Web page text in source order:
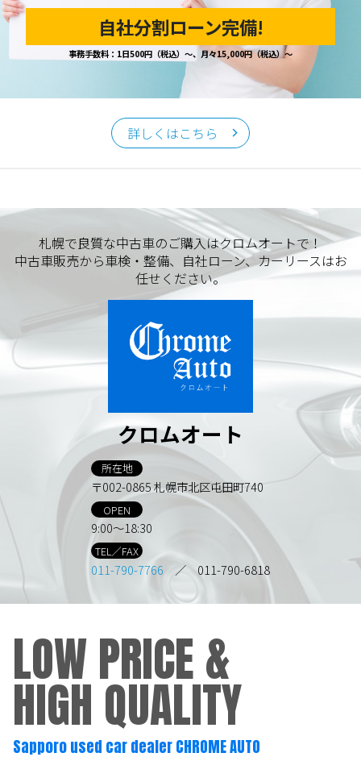
自社分割ローン完備!
事務手数料：1日500円（税込）～、月々15,000円（税込）～
詳しくはこちら
札幌で良質な中古車のご購入はクロムオートで！
中古車販売から車検・整備、自社ローン、カーリースはお
任せください。
クロムオート
所在地
〒002-0865 札幌市北区屯田町740
OPEN
9:00～18:30
TEL／FAX
011-790-7766 ／ 011-790-6818
LOW PRICE &
HIGH QUALITY
Sapporo used car dealer CHROME AUTO